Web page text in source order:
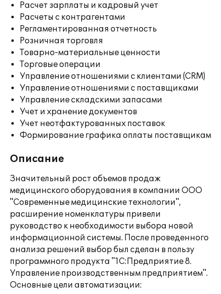
Расчет зарплаты и кадровый учет
Расчеты с контрагентами
Регламентированная отчетность
Розничная торговля
Товарно-материальные ценности
Торговые операции
Управление отношениями с клиентами (CRM)
Управление отношениями с поставщиками
Управление складскими запасами
Учет и хранение документов
Учет неотфактурованных поставок
Формирование графика оплаты поставщикам
Описание
Значительный рост объемов продаж
медицинского оборудования в компании ООО
"Современные медицинские технологии",
расширение номенклатуры привели
руководство к необходимости выбора новой
информационной системы. После проведенного
анализа решений выбор был сделан в пользу
программного продукта "1С:Предприятие 8.
Управление производственным предприятием".
Основные цели автоматизации: